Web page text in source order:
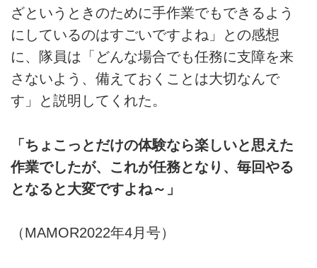
ざというときのために手作業でもできるよう
にしているのはすごいですよね」との感想
に、隊員は「どんな場合でも任務に支障を来
さないよう、備えておくことは大切なんで
す」と説明してくれた。
「ちょこっとだけの体験なら楽しいと思えた
作業でしたが、これが任務となり、毎回やる
となると大変ですよね～」
（MAMOR2022年4月号）